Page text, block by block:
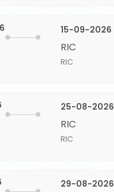
15-09-2026
RIC
RIC
25-08-2026
RIC
RIC
29-08-2026